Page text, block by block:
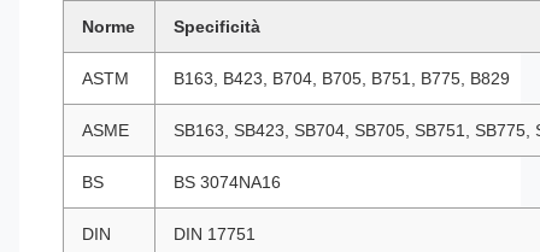
Norme Specificità
ASTM B163, B423, B704, B705, B751, B775, B829
ASME SB163, SB423, SB704, SB705, SB751, SB775,
BS BS 3074NA16
DIN DIN 17751